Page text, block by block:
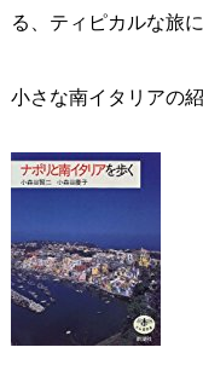
る、ティピカルな旅
小さな南イタリアの